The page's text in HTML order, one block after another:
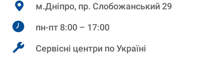
м.Дніпро, пр. Слобожанський 29
пн-пт 8:00 – 17:00
Сервісні центри по Україні